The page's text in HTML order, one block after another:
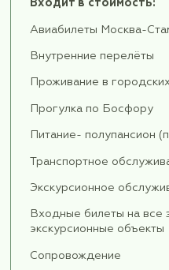
с медресе Касымые.
столицу Курдистана.
мост — один из
Анатолии,
базальтовые
являющиеся
сохранившихся в
мечетей Анатолии,